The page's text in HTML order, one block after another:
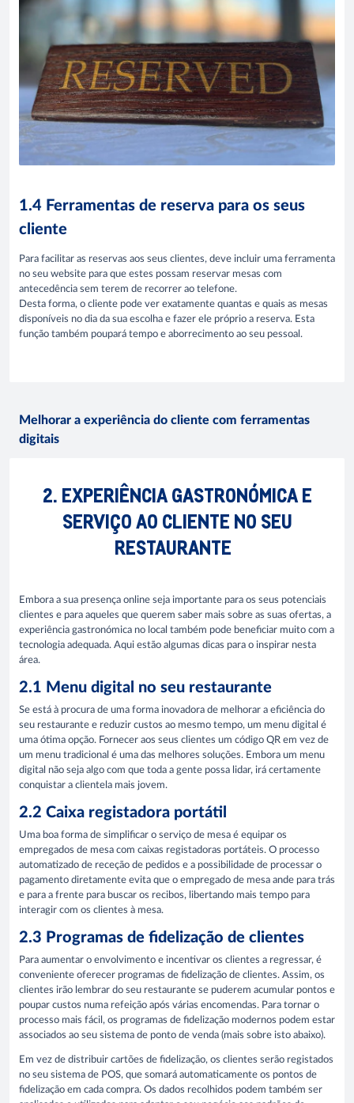
1.4 Ferramentas de reserva para os seus
cliente
Para facilitar as reservas aos seus clientes, deve incluir uma ferramenta
no seu website para que estes possam reservar mesas com
antecedência sem terem de recorrer ao telefone.
Desta forma, o cliente pode ver exatamente quantas e quais as mesas
disponíveis no dia da sua escolha e fazer ele próprio a reserva. Esta
função também poupará tempo e aborrecimento ao seu pessoal.
Melhorar a experiência do cliente com ferramentas
digitais
2. EXPERIÊNCIA GASTRONÓMICA E
SERVIÇO AO CLIENTE NO SEU
RESTAURANTE
Embora a sua presença online seja importante para os seus potenciais
clientes e para aqueles que querem saber mais sobre as suas ofertas, a
experiência gastronómica no local também pode beneficiar muito com a
tecnologia adequada. Aqui estão algumas dicas para o inspirar nesta
área.
2.1 Menu digital no seu restaurante
Se está à procura de uma forma inovadora de melhorar a eficiência do
seu restaurante e reduzir custos ao mesmo tempo, um menu digital é
uma ótima opção. Fornecer aos seus clientes um código QR em vez de
um menu tradicional é uma das melhores soluções. Embora um menu
digital não seja algo com que toda a gente possa lidar, irá certamente
conquistar a clientela mais jovem.
2.2 Caixa registadora portátil
Uma boa forma de simplificar o serviço de mesa é equipar os
empregados de mesa com caixas registadoras portáteis. O processo
automatizado de receção de pedidos e a possibilidade de processar o
pagamento diretamente evita que o empregado de mesa ande para trás
e para a frente para buscar os recibos, libertando mais tempo para
interagir com os clientes à mesa.
2.3 Programas de fidelização de clientes
Para aumentar o envolvimento e incentivar os clientes a regressar, é
conveniente oferecer programas de fidelização de clientes. Assim, os
clientes irão lembrar do seu restaurante se puderem acumular pontos e
poupar custos numa refeição após várias encomendas. Para tornar o
processo mais fácil, os programas de fidelização modernos podem estar
associados ao seu sistema de ponto de venda (mais sobre isto abaixo).
Em vez de distribuir cartões de fidelização, os clientes serão registados
no seu sistema de POS, que somará automaticamente os pontos de
fidelização em cada compra. Os dados recolhidos podem também ser